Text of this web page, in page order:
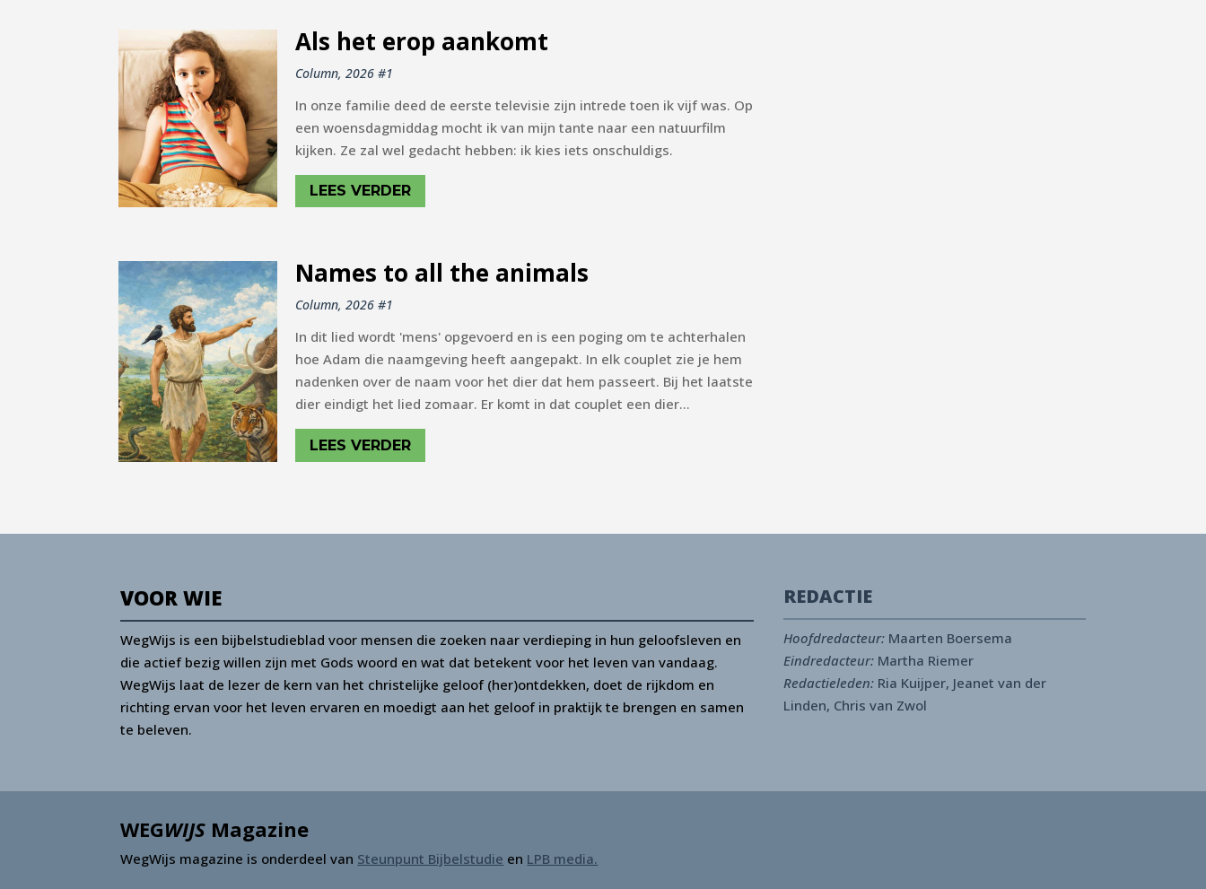
Als het erop aankomt
Column, 2026 #1
In onze familie deed de eerste televisie zijn intrede toen ik vijf was. Op
een woensdagmiddag mocht ik van mijn tante naar een natuurfilm
kijken. Ze zal wel gedacht hebben: ik kies iets onschuldigs.
LEES VERDER
Names to all the animals
Column, 2026 #1
In dit lied wordt 'mens' opgevoerd en is een poging om te achterhalen
hoe Adam die naamgeving heeft aangepakt. In elk couplet zie je hem
nadenken over de naam voor het dier dat hem passeert. Bij het laatste
dier eindigt het lied zomaar. Er komt in dat couplet een dier...
LEES VERDER
VOOR WIE
WegWijs is een bijbelstudieblad voor mensen die zoeken naar verdieping in hun geloofsleven en
die actief bezig willen zijn met Gods woord en wat dat betekent voor het leven van vandaag.
WegWijs laat de lezer de kern van het christelijke geloof (her)ontdekken, doet de rijkdom en
richting ervan voor het leven ervaren en moedigt aan het geloof in praktijk te brengen en samen
te beleven.
REDACTIE
Hoofdredacteur:Maarten Boersema
Eindredacteur:Martha Riemer
Redactieleden:Ria Kuijper, Jeanet van der
Linden, Chris van Zwol
WEGWIJS Magazine
WegWijs magazine is onderdeel van Steunpunt Bijbelstudie en LPB media.